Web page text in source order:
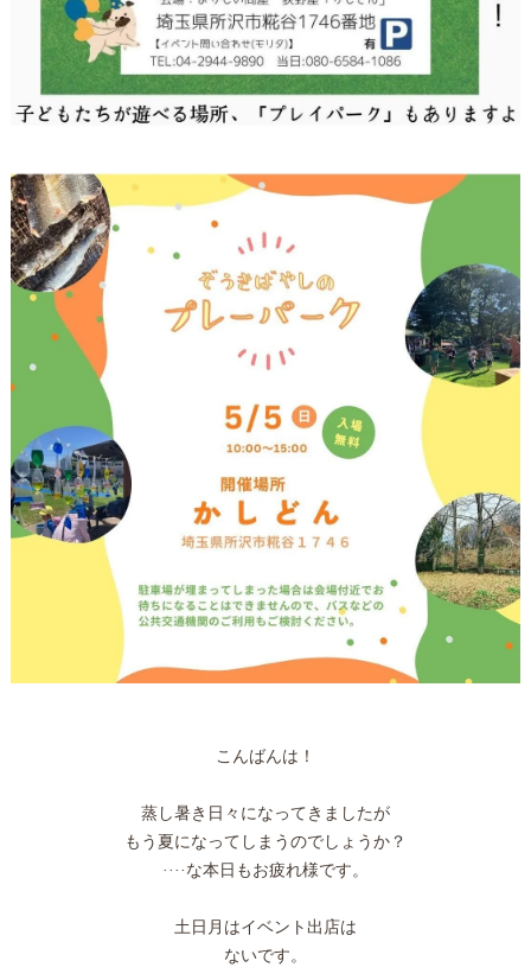
こんばんは！
蒸し暑き日々になってきましたが
もう夏になってしまうのでしょうか？
····な本日もお疲れ様です。
土日月はイベント出店は
ないです。